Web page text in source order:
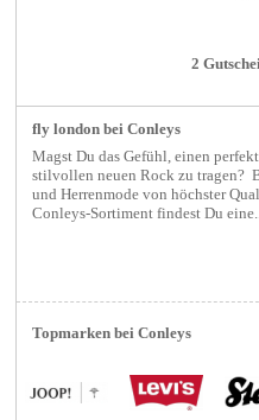
2
fly london bei Conleys
Magst Du das Gefühl, einen
stilvollen neuen Rock zu tragen?
und Herrenmode von höchster
Conleys-Sortiment findest Du eine...
Topmarken bei Conleys